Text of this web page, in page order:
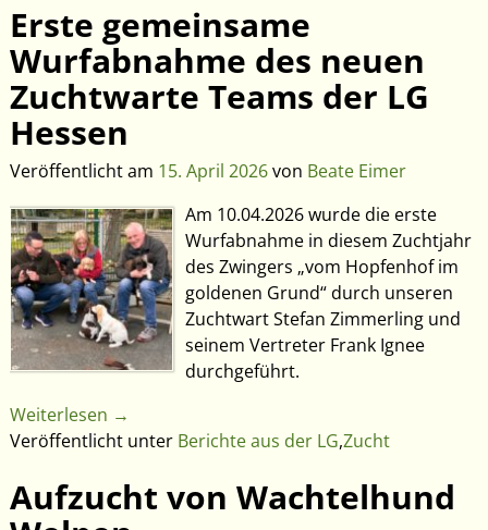
Erste gemeinsame
Wurfabnahme des neuen
Zuchtwarte Teams der LG
Hessen
Veröffentlicht am 15. April 2026von Beate Eimer
Am 10.04.2026 wurde die erste
Wurfabnahme in diesem Zuchtjahr
des Zwingers „vom Hopfenhof im
goldenen Grund“ durch unseren
Zuchtwart Stefan Zimmerling und
seinem Vertreter Frank Ignee
durchgeführt.
Weiterlesen →
Veröffentlicht unter Berichte aus der LG,Zucht
Aufzucht von Wachtelhund